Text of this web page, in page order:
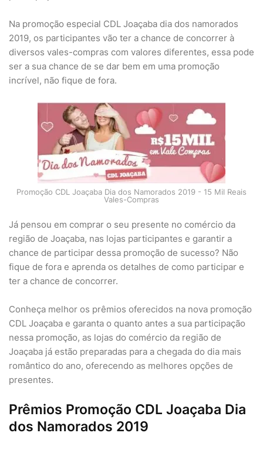
Na promoção especial CDL Joaçaba dia dos namorados
2019, os participantes vão ter a chance de concorrer à
diversos vales-compras com valores diferentes, essa pode
ser a sua chance de se dar bem em uma promoção
incrível, não fique de fora.
Promoção CDL Joaçaba Dia dos Namorados 2019 - 15 Mil Reais
Vales-Compras
Já pensou em comprar o seu presente no comércio da
região de Joaçaba, nas lojas participantes e garantir a
chance de participar dessa promoção de sucesso? Não
fique de fora e aprenda os detalhes de como participar e
ter a chance de concorrer.
Conheça melhor os prêmios oferecidos na nova promoção
CDL Joaçaba e garanta o quanto antes a sua participação
nessa promoção, as lojas do comércio da região de
Joaçaba já estão preparadas para a chegada do dia mais
romântico do ano, oferecendo as melhores opções de
presentes.
Prêmios Promoção CDL Joaçaba Dia
dos Namorados 2019